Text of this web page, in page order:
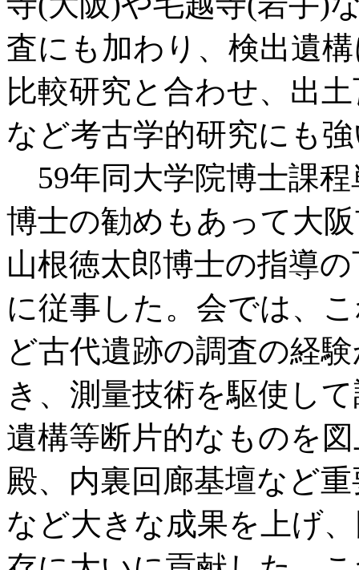
査にも加わり、検出遺
比較研究と合わせ、出
など考古学的研究にも
59年同大学院博士課
博士の勧めもあって大
山根徳太郎博士の指導
に従事した。会では、
ど古代遺跡の調査の経
き、測量技術を駆使し
遺構等断片的なものを
殿、内裏回廊基壇など
など大きな成果を上げ